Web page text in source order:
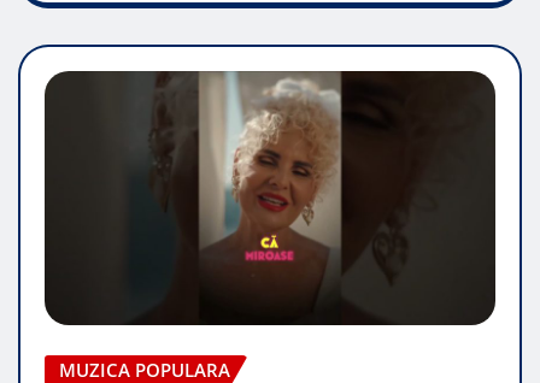
MUZICA POPULARA